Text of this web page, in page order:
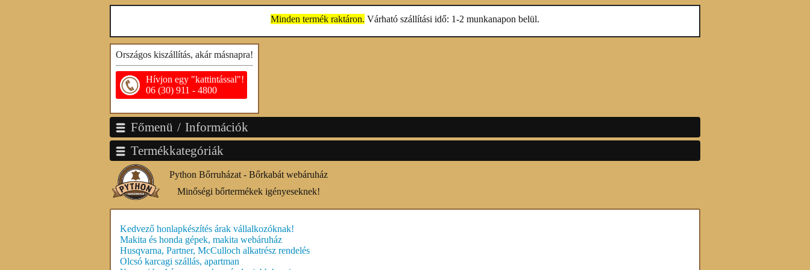
Minden termék raktáron. Várható szállítási idő: 1-2 munkanapon belül.
Országos kiszállítás, akár másnapra!
Hívjon egy "kattintással"!
06 (30) 911 - 4800
Főmenü / Információk
Termékkategóriák
Python Bőrruházat - Bőrkabát webáruház
Minőségi bőrtermékek igényeseknek!
Kedvező honlapkészítés árak vállalkozóknak!
Makita és honda gépek, makita webáruház
Husqvarna, Partner, McCulloch alkatrész rendelés
Olcsó karcagi szállás, apartman